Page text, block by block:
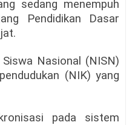
sedang menempuh
Pendidikan Dasar
Nasional (NISN)
(NIK) yang
pada sistem